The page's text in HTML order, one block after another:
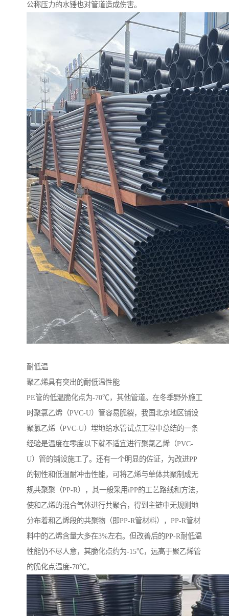
公称压力的水锤也对管道造成伤害。
耐低温
聚乙烯具有突出的耐低温性能
PE管的低温脆化点为-70℃，其他管道。在冬季野外施工
时聚氯乙烯（PVC-U）管容易脆裂，我国北京地区铺设
聚氯乙烯（PVC-U）埋地给水管试点工程中总结的一条
经验是温度在零度以下就不适宜进行聚氯乙烯（PVC-
U）管的铺设施工了。还有一个明显的佐证，为改进PP
的韧性和低温耐冲击性能，可将乙烯与单体共聚制成无
规共聚聚（PP-R），其一般采用iPP的工艺路线和方法，
使和乙烯的混合气体进行共聚合，得到主链中无规则地
分布着和乙烯段的共聚物（即PP-R管材料），PP-R管材
料中的乙烯含量大多在3%左右。但改善后的PP-R耐低温
性能仍不尽人意，其脆化点约为-15℃，远高于聚乙烯管
的脆化点温度-70℃。